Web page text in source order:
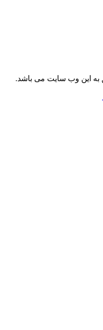
سایت می باشد.